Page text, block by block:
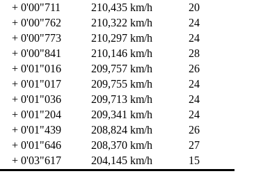
+ 0'00"711 210,435 km/h
20
+ 0'00"762 210,322 km/h
24
+ 0'00"773 210,297 km/h
24
+ 0'00"841 210,146 km/h
28
+ 0'01"016 209,757 km/h
26
+ 0'01"017 209,755 km/h
24
+ 0'01"036 209,713 km/h
24
+ 0'01"204 209,341 km/h
24
+ 0'01"439 208,824 km/h
26
+ 0'01"646 208,370 km/h
27
+ 0'03"617 204,145 km/h 15